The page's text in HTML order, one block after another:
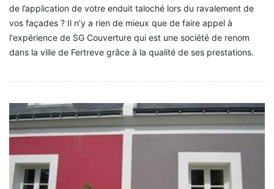
de l’application de votre enduit taloché lors du ravalement de
vos façades ? Il n’y a rien de mieux que de faire appel à
l'expérience de SG Couverture qui est une société de renom
dans la ville de Fertreve grâce à la qualité de ses prestations.